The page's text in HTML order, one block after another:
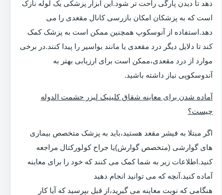
دهد تا دیدن پارگی راحت تر شود.این ابزار پزشکی یک لوله نازک
است که به پزشکان امکان بازرسی کانال مقعدی را می
دهد.استفاده از آنوسکوپ همچنین ممکن است به پزشک کمک
کند تا دلایل دیگر درد مقعدی یا مانند بواسیر را پیدا کنند.در برخی
موارد از درد مقعدی،ممکن است برای ارزیابی بهتر به
آندوسکوپی نیاز داشته باشید.
آماده شدن برای معاینه شقاق کلینیک لیزر حشمت الدوله
چیست؟
اگر مبتلا به فیشر مقعد هستید،باید به پزشک متخصص بیماری
های گوارشی (متخصص گوارش)یا جراح کولورکتال مراجعه
کنید.اطلاعات زیر به شما کمک می کنند که خود را برای معاینه
آماده کنید.آنچه که می توانید انجام دهید
هنگامی که نوبت معاینه می گیرید،از قبل بپرسید که آیا کار